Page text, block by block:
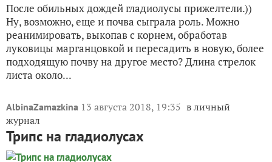
После обильных дождей гладиолусы прижелтели.))
Ну, возможно, еще и почва сыграла роль. Можно
реанимировать, выкопав с корнем, обработав
луковицы марганцовкой и пересадить в новую, более
подходящую почву на другое место? Длина стрелок
листа около...
AlbinaZamazkina 13 августа 2018, 19:35 в личный
журнал
Трипс на гладиолусах